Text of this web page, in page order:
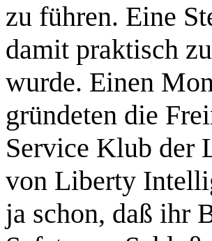
zu führen. Eine
damit praktisch
wurde. Einen
gründeten die
Service Klub der
von Liberty
ja schon, daß ihr